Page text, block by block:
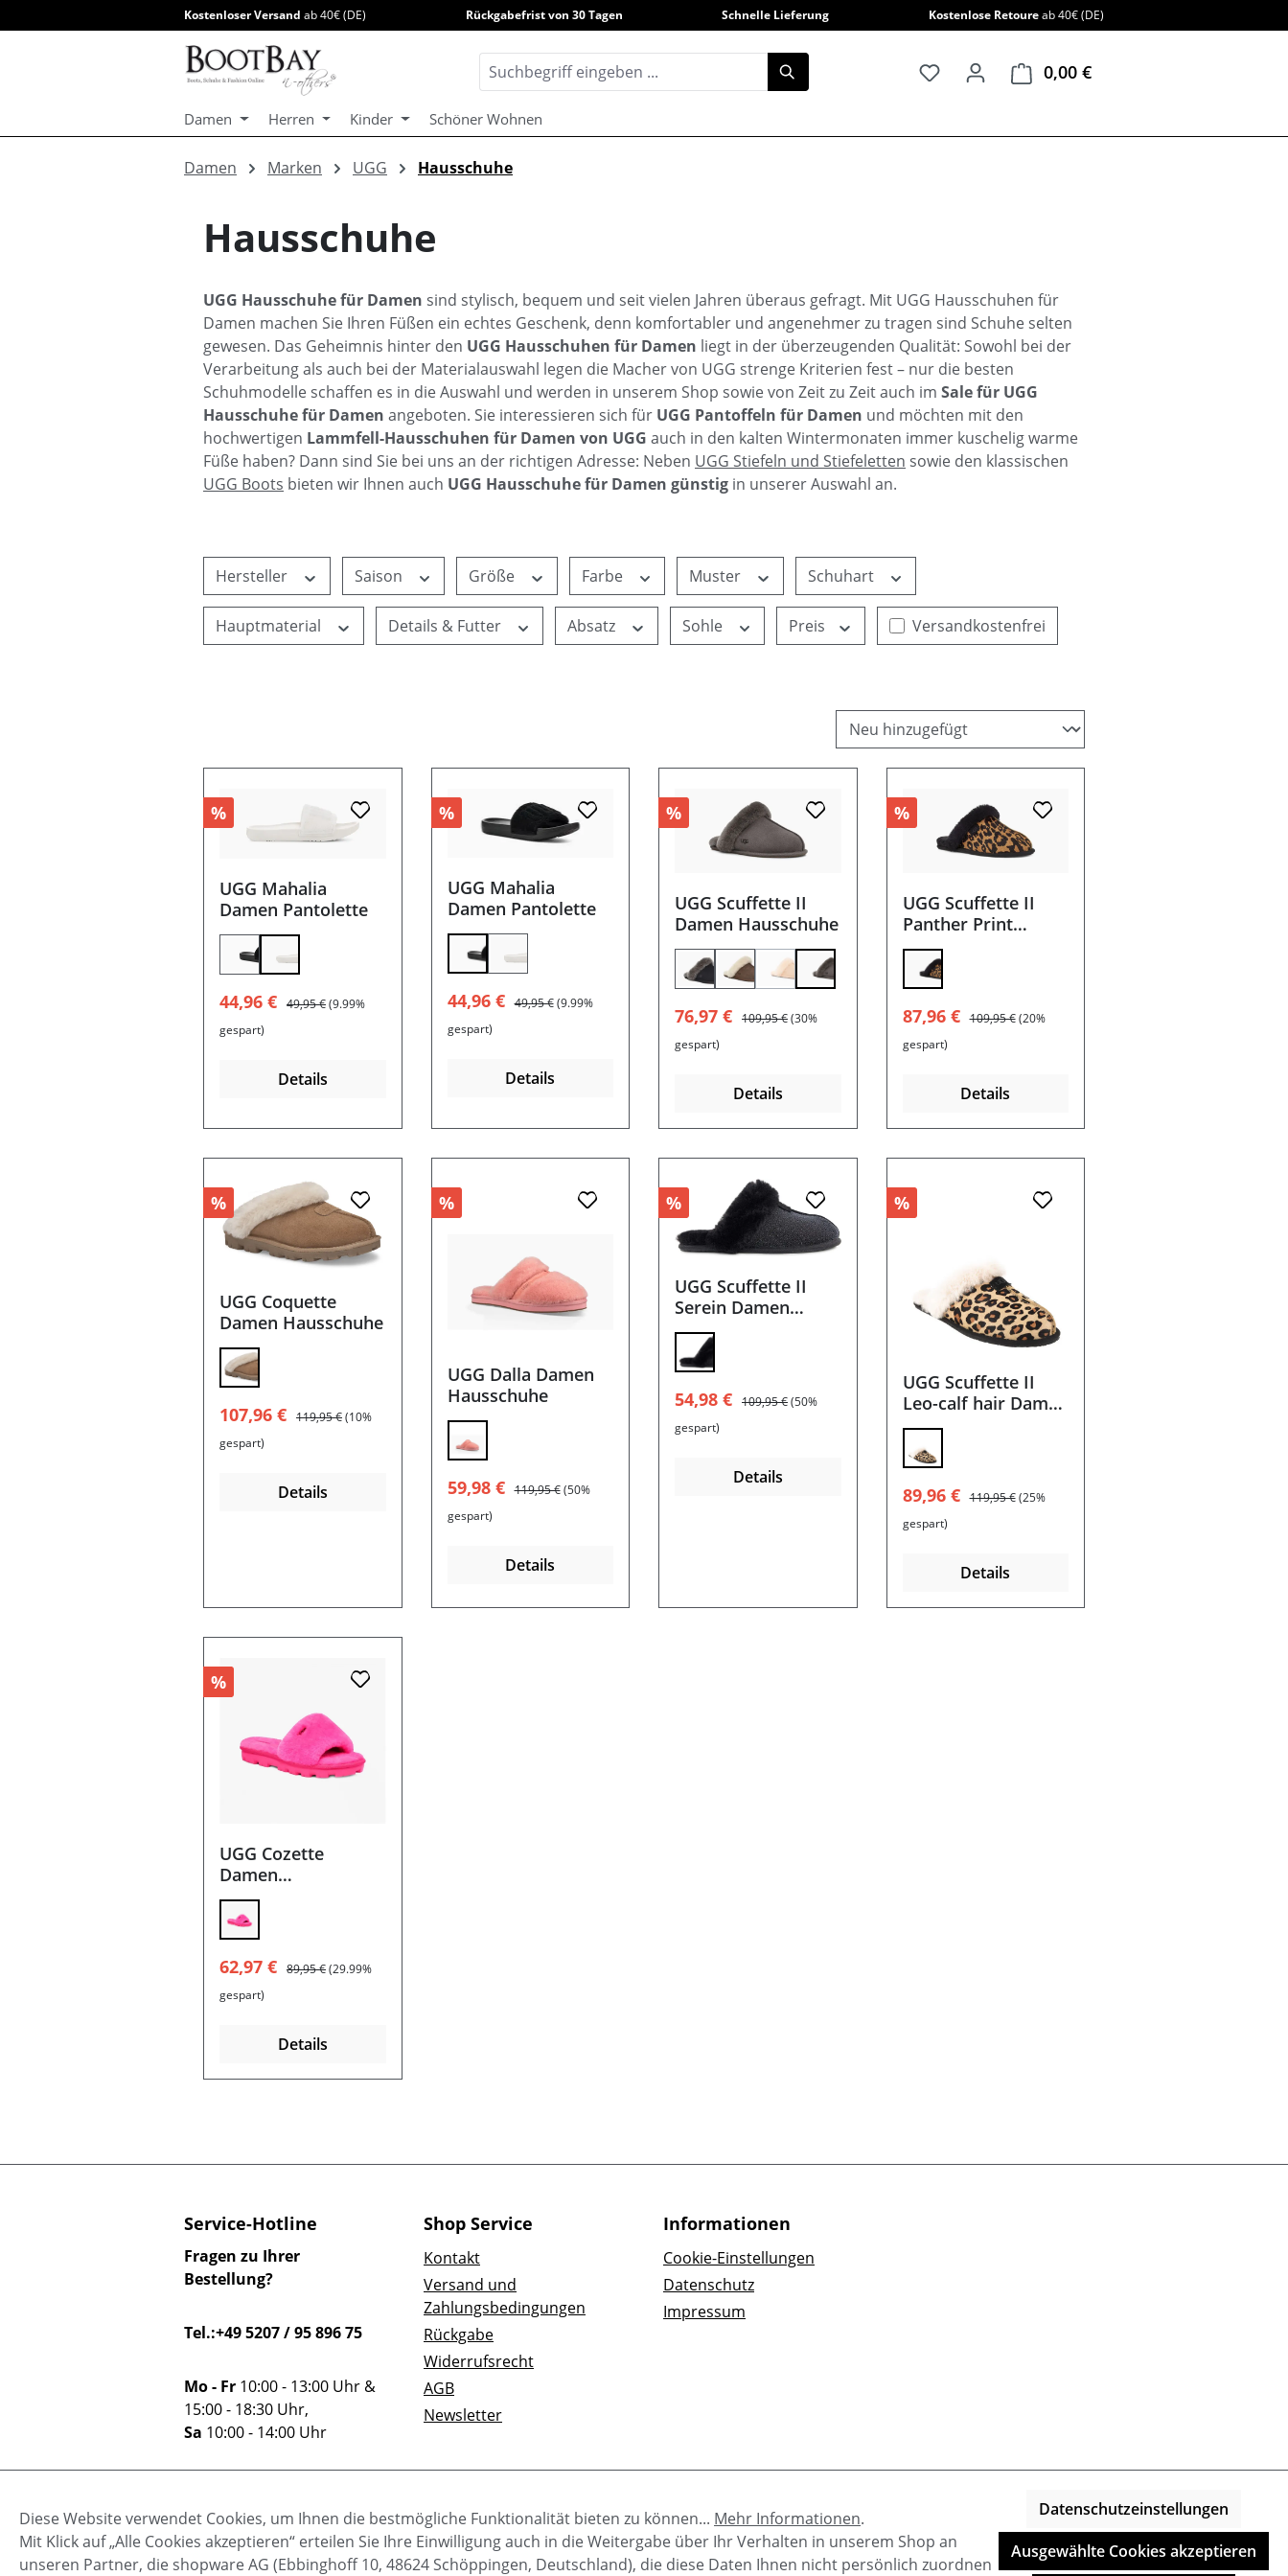
Zur Hauptnavigation springen
Kostenloser Versand ab 40€ (DE) Rückgabefrist von 30 Tagen Schnelle Lieferung Kostenlose Retoureab 40€ (DE)
0,00 €Warenkorb enthält 0
Damen Herren Kinder Schöner Wohnen
Damen Marken UGG Hausschuhe
Hausschuhe
UGG Hausschuhe für Damen sind stylisch, bequem und seit vielen Jahren überaus gefragt. Mit UGG Hausschuhen für
Damen machen Sie Ihren Füßen ein echtes Geschenk, denn komfortabler und angenehmer zu tragen sind Schuhe selten
gewesen. Das Geheimnis hinter den UGG Hausschuhen für Damen liegt in der überzeugenden Qualität: Sowohl bei der
Verarbeitung als auch bei der Materialauswahl legen die Macher von UGG strenge Kriterien fest – nur die besten
Schuhmodelle schaffen es in die Auswahl und werden in unserem Shop sowie von Zeit zu Zeit auch im Sale für UGG
Hausschuhe für Damen angeboten. Sie interessieren sich für UGG Pantoffeln für Damen und möchten mit den
hochwertigen Lammfell-Hausschuhen für Damen von UGG auch in den kalten Wintermonaten immer kuschelig warme
Füße haben? Dann sind Sie bei uns an der richtigen Adresse: Neben UGG Stiefeln und Stiefeletten sowie den klassischen
UGG Boots bieten wir Ihnen auch UGG Hausschuhe für Damen günstig in unserer Auswahl an.
Hersteller Saison Größe Farbe Muster Schuhart
Hauptmaterial Details & Futter Absatz Sohle Preis Filter hinzufügen: Versandkostenfrei
Versandkostenfrei
%
UGG Mahalia
Damen Pantolette
Verkaufspreis:
44,96 € Regulärer Preis:
49,95 €(9.99%
gespart)
Details
%
UGG Mahalia
Damen Pantolette
Verkaufspreis:
44,96 € Regulärer Preis:
49,95 € (9.99%
gespart)
Details
%
UGG Scuffette II
Damen Hausschuhe
(Diese Option ist zurzeit nicht verfügbar.)
Verkaufspreis:
76,97 € Regulärer Preis:
109,95 €(30%
gespart)
Details
%
UGG Scuffette II
Panther Print
Damen Hausschuhe
Verkaufspreis:
87,96 € Regulärer Preis:
109,95 € (20%
gespart)
Details
%
UGG Coquette
Damen Hausschuhe
Verkaufspreis:
107,96 € Regulärer Preis:
119,95 €(10%
gespart)
Details
%
UGG Dalla Damen
Hausschuhe
Verkaufspreis:
59,98 € Regulärer Preis:
119,95 € (50%
gespart)
Details
%
UGG Scuffette II
Serein Damen
Hausschuhe
Verkaufspreis:
54,98 € Regulärer Preis:
109,95 €(50%
gespart)
Details
%
UGG Scuffette II
Leo-calf hair Damen
Hausschuhe -
schwarz mit
Geschenkbox
Verkaufspreis:
89,96 € Regulärer Preis:
119,95 € (25%
gespart)
Details
%
UGG Cozette
Damen
Hausschuhe,
Sandale
Verkaufspreis:
62,97 € Regulärer Preis:
89,95 €(29.99%
gespart)
Details
Service-Hotline
Fragen zu Ihrer
Bestellung?
Tel.:+49 5207 / 95 896 75
Mo - Fr 10:00 - 13:00 Uhr &
15:00 - 18:30 Uhr,
Sa 10:00 - 14:00 Uhr
Kontaktformular.
Shop Service
Kontakt
Versand und
Zahlungsbedingungen
Rückgabe
Widerrufsrecht
AGB
Newsletter
Informationen
Cookie-Einstellungen
Datenschutz
Impressum
Diese Website verwendet Cookies, um Ihnen die bestmögliche Funktionalität bieten zu können... Mehr Informationen.
Mit Klick auf „Alle Cookies akzeptieren“ erteilen Sie Ihre Einwilligung auch in die Weitergabe über Ihr Verhalten in unserem Shop an
unseren Partner, die shopware AG (Ebbinghoff 10, 48624 Schöppingen, Deutschland), die diese Daten Ihnen nicht persönlich zuordnen
Datenschutzeinstellungen
Ausgewählte Cookies akzeptieren